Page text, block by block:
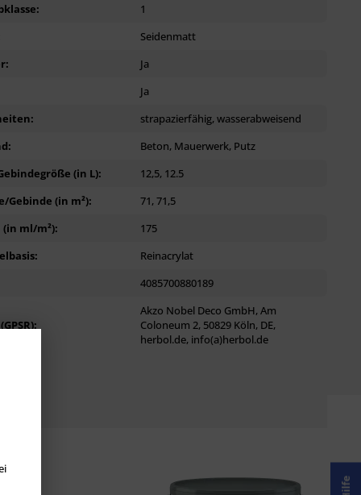
1
Seidenmatt
Ja
Ja
strapazierfähig, wasserabweisend
Beton, Mauerwerk, Putz
(in L):
12,5, 12.5
Gebinde (in m²):
71, 71,5
ml/m²):
175
Reinacrylat
4085700880189
Akzo Nobel Deco GmbH, Am
Coloneum 2, 50829 Köln, DE,
herbol.de, info(a)herbol.de
Hilfe